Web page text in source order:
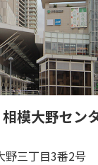
模大野セン
野三丁目3番2